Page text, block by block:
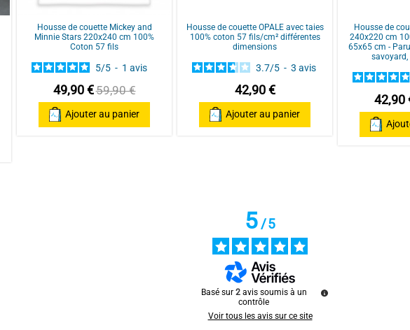
Housse de couette Mickey and
Minnie Stars 220x240 cm 100%
Coton 57 fils
5/5 - 1 avis
49,90 €59,90 €
Ajouter au panier
Housse de couette OPALE avec taies
100% coton 57 fils/cm² différentes
dimensions
3.7/5 - 3 avis
42,90 €
Ajouter au panier
Housse de
240x220 cm
65x65 cm -
42,90
5/5
Basé sur 2 avis soumis à un
contrôle
Voir tous les avis sur ce site